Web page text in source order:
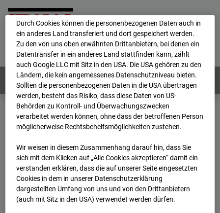
Home E-Mail Impressum
Login
Deutsch / English
Webcams: Alle Länder
Home
Niederlande
BC-153 - Strabag - BV-Amsterdam
Archiv
2026
03 31 15:30
BC-153 - Strabag - BV-
Amsterdam
Durch Cookies können die personenbezogenen Daten auch in
ein anderes Land transferiert und dort gespeichert werden.
Zu den von uns oben erwähnten Drittanbietern, bei denen ein
Datentransfer in ein anderes Land stattfinden kann, zählt
auch Google LLC mit Sitz in den USA. Die USA gehören zu den
Ländern, die kein angemessenes Datenschutzniveau bieten.
Sollten die personenbezogenen Daten in die USA übertragen
werden, besteht das Risiko, dass diese Daten von US-
Behörden zu Kontroll- und Überwachungszwecken
verarbeitet werden können, ohne dass der betroffenen Person
möglicherweise Rechtsbehelfsmöglichkeiten zustehen.
Wir weisen in diesem Zusammenhang darauf hin, dass Sie
sich mit dem Klicken auf „Alle Cookies akzeptieren“ damit ein­
ver­standen erklären, dass die auf unserer Seite eingesetzten
Cookies in dem in unserer Datenschutzerklärung
dargestellten Umfang von uns und von den Drittanbietern
(auch mit Sitz in den USA) verwendet werden dürfen.